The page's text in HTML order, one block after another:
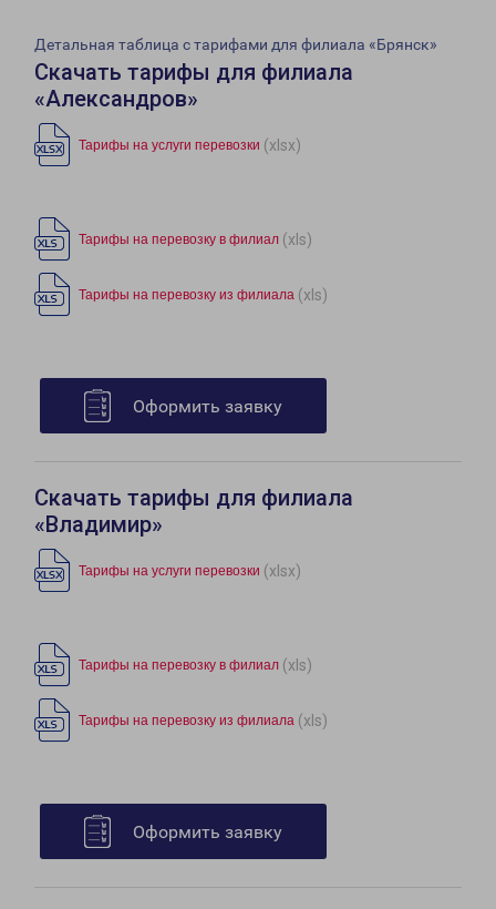
Детальная таблица с тарифами для филиала «Брянск»
Скачать тарифы для филиала
«Александров»
Тарифы на услуги перевозки (xlsx)
Тарифы на перевозку в филиал (xls)
Тарифы на перевозку из филиала (xls)
Оформить заявку
Скачать тарифы для филиала
«Владимир»
Тарифы на услуги перевозки (xlsx)
Тарифы на перевозку в филиал (xls)
Тарифы на перевозку из филиала (xls)
Оформить заявку